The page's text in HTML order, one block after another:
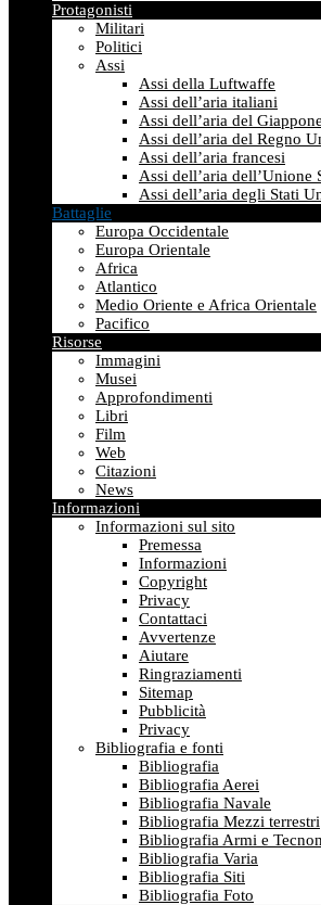
Protagonisti
Militari
Politici
Assi
Assi della Luftwaffe
Assi dell’aria italiani
Assi dell’aria del Giappone
Assi dell’aria del Regno
Assi dell’aria francesi
Assi dell’aria dell’Unione
Assi dell’aria degli Stati
Battaglie
Europa Occidentale
Europa Orientale
Africa
Atlantico
Medio Oriente e Africa Orientale
Pacifico
Risorse
Immagini
Musei
Approfondimenti
Libri
Film
Web
Citazioni
News
Informazioni
Informazioni sul sito
Premessa
Informazioni
Copyright
Privacy
Contattaci
Avvertenze
Aiutare
Ringraziamenti
Sitemap
Pubblicità
Privacy
Bibliografia e fonti
Bibliografia
Bibliografia Aerei
Bibliografia Navale
Bibliografia Mezzi terrestri
Bibliografia Armi e
Bibliografia Varia
Bibliografia Siti
Bibliografia Foto